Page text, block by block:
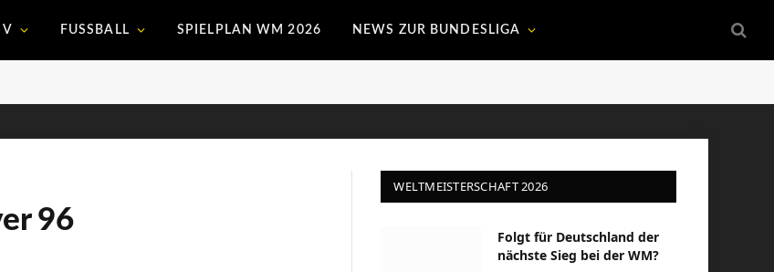
FUSSBALL SPIELPLAN WM 2026 NEWS ZUR BUNDESLIGA
96
WELTMEISTERSCHAFT 2026
Folgt für Deutschland der
nächste Sieg bei der WM?